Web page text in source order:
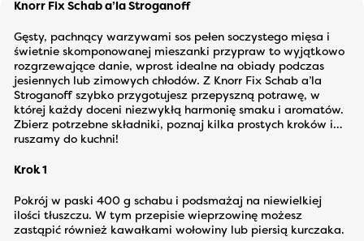
Knorr Fix Schab a’la Stroganoff
Gęsty, pachnący warzywami sos pełen soczystego mięsa i
świetnie skomponowanej mieszanki przypraw to wyjątkowo
rozgrzewające danie, wprost idealne na obiady podczas
jesiennych lub zimowych chłodów. Z Knorr Fix Schab a’la
Stroganoff szybko przygotujesz przepyszną potrawę, w
której każdy doceni niezwykłą harmonię smaku i aromatów.
Zbierz potrzebne składniki, poznaj kilka prostych kroków i…
ruszamy do kuchni!
Krok 1
Pokrój w paski 400 g schabu i podsmażaj na niewielkiej
ilości tłuszczu. W tym przepisie wieprzowinę możesz
zastąpić również kawałkami wołowiny lub piersią kurczaka.